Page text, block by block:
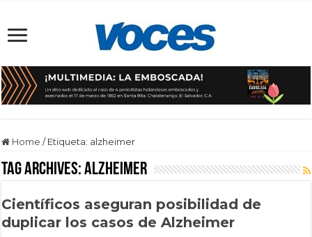
Home / Etiqueta: alzheimer
Tag Archives:alzheimer
Científicos aseguran posibilidad de
duplicar los casos de Alzheimer